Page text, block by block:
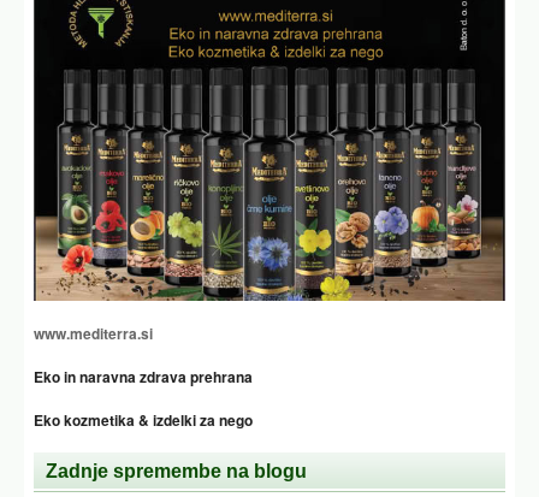
www.mediterra.si
Eko in naravna zdrava prehrana
Eko kozmetika & izdelki za nego
Zadnje spremembe na blogu